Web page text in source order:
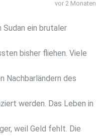
vor 2 Monaten
ein brutaler
bisher fliehen. Viele
Nachbarländern des
werden. Das Leben in
weil Geld fehlt. Die